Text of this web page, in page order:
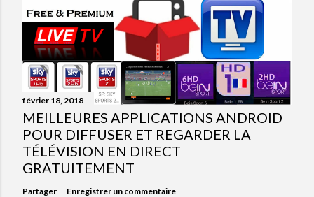
février 18, 2018
MEILLEURES APPLICATIONS ANDROID
POUR DIFFUSER ET REGARDER LA
TÉLÉVISION EN DIRECT
GRATUITEMENT
Partager Enregistrer un commentaire